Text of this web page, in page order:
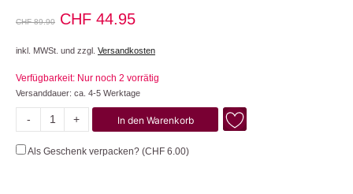
CHF89.90
Ursprünglicher
CHF 89.90
CHF 44.95Aktueller
CHF 44.95.
inkl. MWSt. und zzgl. Versandkosten
Verfügbarkeit: Nur noch 2 vorrätig
Versanddauer: ca. 4-5 Werktage
-
Umbriel
+ In den Warenkorb
Als Geschenk verpacken? (CHF 6.00)